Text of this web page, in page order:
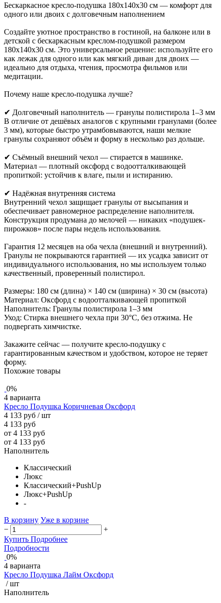
Бескаркасное кресло-подушка 180x140x30 см — комфорт для
одного или двоих с долговечным наполнением
Создайте уютное пространство в гостиной, на балконе или в
детской с бескаркасным креслом-подушкой размером
180x140x30 см. Это универсальное решение: используйте его
как лежак для одного или как мягкий диван для двоих —
идеально для отдыха, чтения, просмотра фильмов или
медитации.
Почему наше кресло-подушка лучше?
✔ Долговечный наполнитель — гранулы полистирола 1–3 мм
В отличие от дешёвых аналогов с крупными гранулами (более
3 мм), которые быстро утрамбовываются, наши мелкие
гранулы сохраняют объём и форму в несколько раз дольше.
✔ Съёмный внешний чехол — стирается в машинке.
Материал — плотный оксфорд с водоотталкивающей
пропиткой: устойчив к влаге, пыли и истиранию.
✔ Надёжная внутренняя система
Внутренний чехол защищает гранулы от высыпания и
обеспечивает равномерное распределение наполнителя.
Конструкция продумана до мелочей — никаких «подушек-
пирожков» после пары недель использования.
Гарантия 12 месяцев на оба чехла (внешний и внутренний).
Гранулы не покрываются гарантией — их усадка зависит от
индивидуального использования, но мы используем только
качественный, проверенный полистирол.
Размеры: 180 см (длина) × 140 см (ширина) × 30 см (высота)
Материал: Оксфорд с водоотталкивающей пропиткой
Наполнитель: Гранулы полистирола 1–3 мм
Уход: Стирка внешнего чехла при 30°C, без отжима. Не
подвергать химчистке.
Закажите сейчас — получите кресло-подушку с
гарантированным качеством и удобством, которое не теряет
форму.
Похожие товары
0%
4 варианта
Кресло Подушка Коричневая Оксфорд
4 133 руб / шт
4 133 руб
от 4 133 руб
от 4 133 руб
Наполнитель
Классический
Люкс
Классический+PushUp
Люкс+PushUp
-
В корзину Уже в корзине
−
+
Купить Подробнее
Подробности
0%
4 варианта
Кресло Подушка Лайм Оксфорд
/ шт
Наполнитель